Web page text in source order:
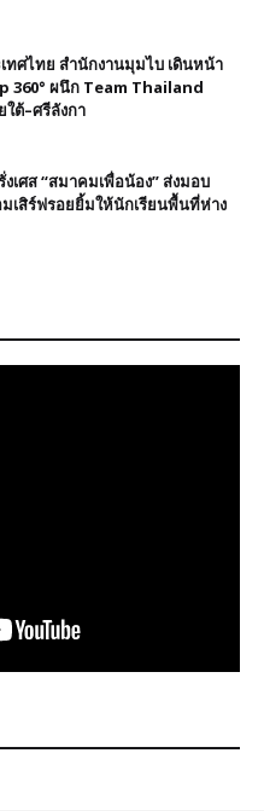
ทศไทย สำนักงานมุมไบ เดินหน้า
360° ผนึก Team Thailand
ต้–ศรีลังกา
เศส “สมาคมเพื่อน้อง” ส่งมอบ
เสิร์ฟรอยยิ้มให้นักเรียนพื้นที่ห่าง